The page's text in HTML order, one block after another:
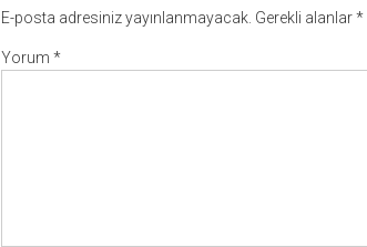
E-posta adresiniz yayınlanmayacak. Gerekli alanlar*
Yorum *